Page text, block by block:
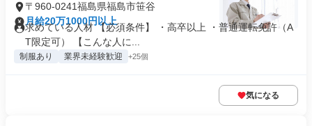
〒960-0241福島県福島市笹谷
月給20万1000円以上
求めている人材 【必須条件】 ・高卒以上 ・普通運転免許（A
T限定可） 【こんな人に...
制服あり 業界未経験歓迎 +25個
気になる